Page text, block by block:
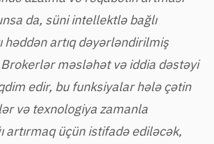
da, süni intellektlə bağlı
həddən artıq dəyərləndirilmiş
məsləhət və iddia dəstəyi
edir, bu funksiyalar hələ çətin
və texnologiya zamanla
artırmaq üçün istifadə ediləcək,